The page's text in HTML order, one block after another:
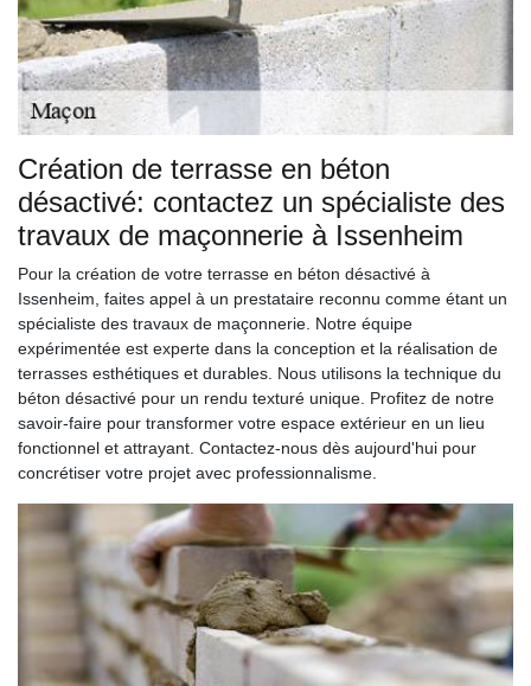
Création de terrasse en béton
désactivé: contactez un spécialiste des
travaux de maçonnerie à Issenheim
Pour la création de votre terrasse en béton désactivé à
Issenheim, faites appel à un prestataire reconnu comme étant un
spécialiste des travaux de maçonnerie. Notre équipe
expérimentée est experte dans la conception et la réalisation de
terrasses esthétiques et durables. Nous utilisons la technique du
béton désactivé pour un rendu texturé unique. Profitez de notre
savoir-faire pour transformer votre espace extérieur en un lieu
fonctionnel et attrayant. Contactez-nous dès aujourd'hui pour
concrétiser votre projet avec professionnalisme.